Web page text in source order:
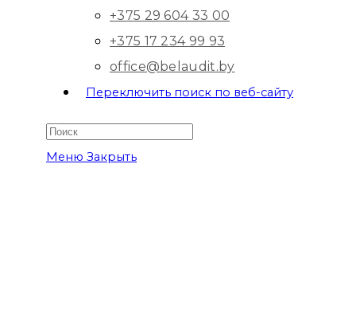
+375 29 604 33 00
+375 17 234 99 93
office@belaudit.by
Переключить поиск по веб-сайту
Меню Закрыть